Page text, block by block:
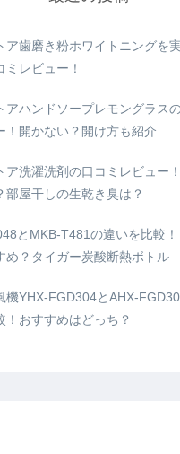
ア歯磨き粉ホワイトニングを
ミレビュー！
アハンドソープレモングラス
！開かない？開け方も紹介
ア洗濯洗剤の口コミレビュー
部屋干しの生乾き臭は？
とMKB-T481の違いを比較！
め？タイガー炭酸断熱ボトル
機YHX-FGD304とAHX-
！おすすめはどっち？